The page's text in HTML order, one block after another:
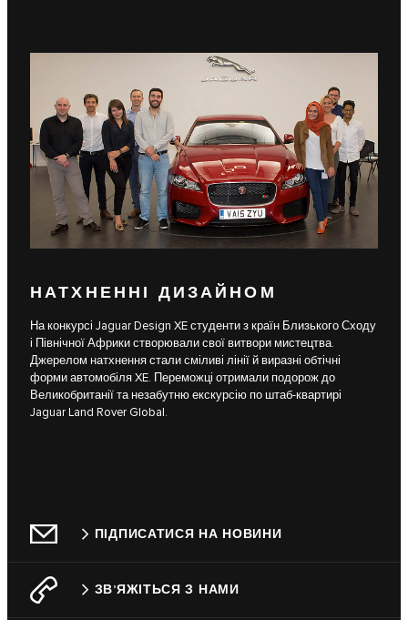
НАТХНЕННІ ДИЗАЙНОМ
На конкурсі Jaguar Design XE студенти з країн Близького Сходу
і Північної Африки створювали свої витвори мистецтва.
Джерелом натхнення стали сміливі лінії й виразні обтічні
форми автомобіля XE. Переможці отримали подорож до
Великобританії та незабутню екскурсію по штаб-квартирі
Jaguar Land Rover Global.
ПІДПИСАТИСЯ НА НОВИНИ
ЗВ’ЯЖІТЬСЯ З НАМИ